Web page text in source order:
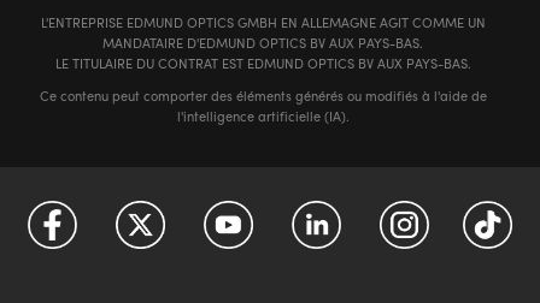
L'ENTREPRISE EDMUND OPTICS GMBH EN ALLEMAGNE AGIT COMME UN
MANDATAIRE D'EDMUND OPTICS BV AUX PAYS-BAS.
LE TITULAIRE DU CONTRAT EST EDMUND OPTICS BV AUX PAYS-BAS.
Ce contenu peut comporter des éléments générés ou modifiés à l'aide de
l'intelligence artificielle (IA).